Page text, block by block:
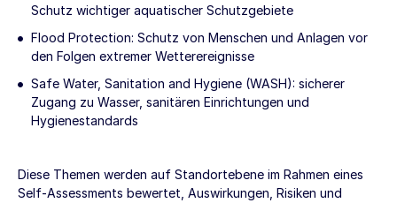
Schutz wichtiger aquatischer Schutzgebiete
Flood Protection: Schutz von Menschen und Anlagen vor
den Folgen extremer Wetterereignisse
Safe Water, Sanitation and Hygiene (WASH): sicherer
Zugang zu Wasser, sanitären Einrichtungen und
Hygienestandards
Diese Themen werden auf Standortebene im Rahmen eines
Self-Assessments bewertet, Auswirkungen, Risiken und